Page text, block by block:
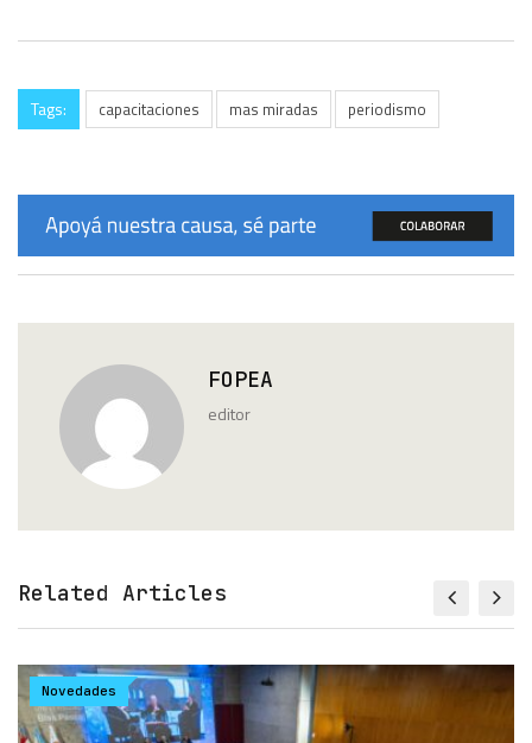
Tags: capacitaciones mas miradas periodismo
FOPEA
editor
Related Articles
Novedades